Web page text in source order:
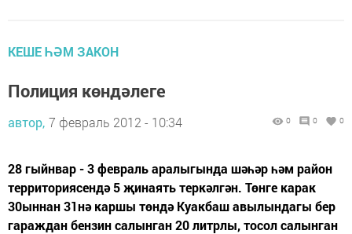
КЕШЕ ҺӘМ ЗАКОН
Полиция көндәлеге
автор, 7 февраль 2012 - 10:34 0 0 0
28 гыйнвар - 3 февраль аралыгында шәһәр һәм район
территориясендә 5 җинаять теркәлгән. Төнге карак
30ыннан 31нә каршы төндә Куакбаш авылындагы бер
гараждан бензин салынган 20 литрлы, тосол салынган